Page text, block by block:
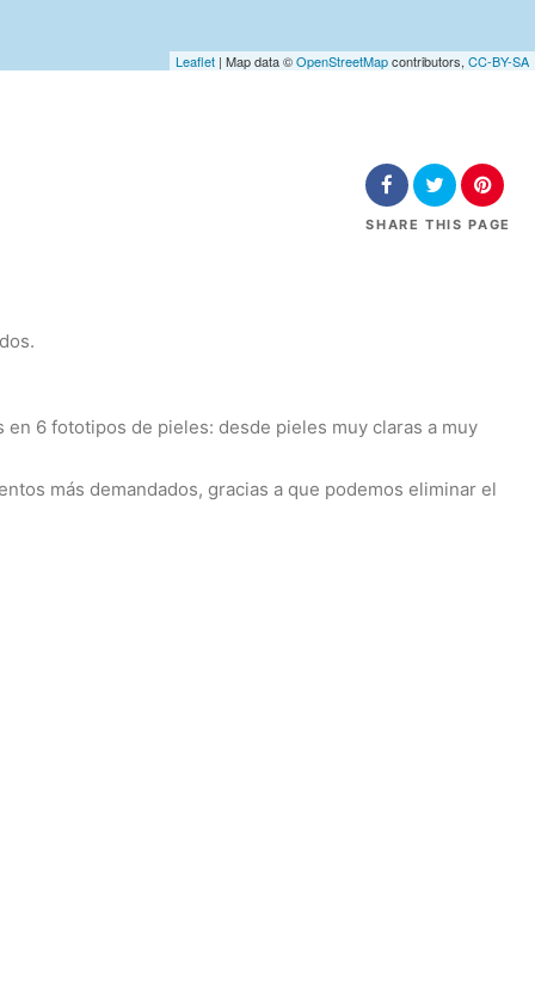
Leaflet | Map data ©OpenStreetMapcontributors, CC-BY-SA
SHARE THIS PAGE
6 fototipos de pieles: desde pieles muy claras a muy
más demandados, gracias a que podemos eliminar el